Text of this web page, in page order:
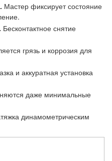
Мастер фиксирует состояние
Бесконтактное снятие
грязь и коррозия для
и аккуратная установка
даже минимальные
динамометрическим